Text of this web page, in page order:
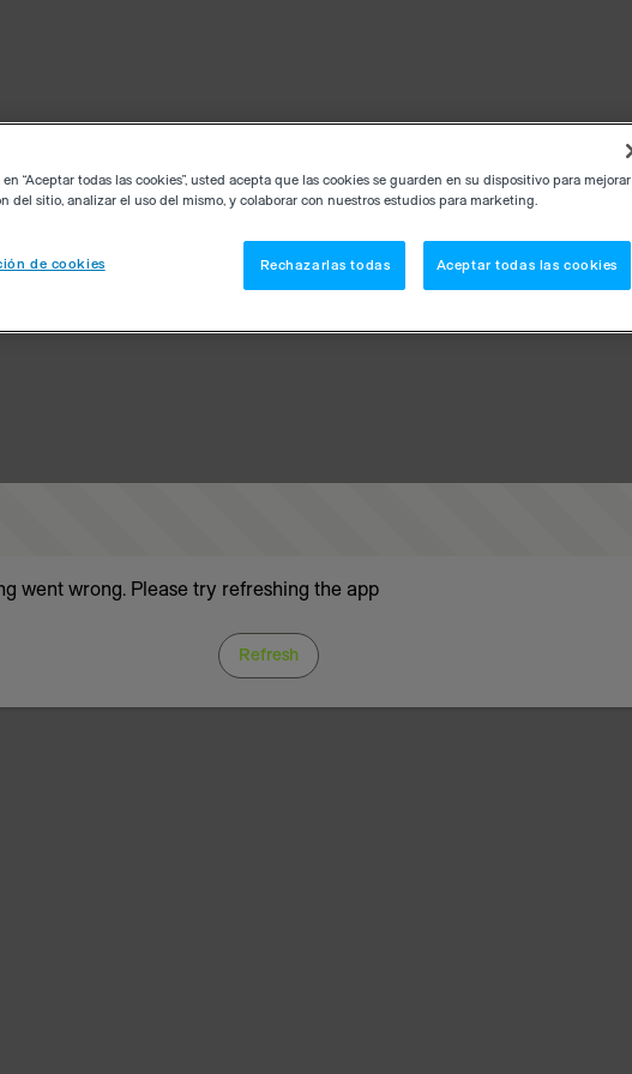
went wrong. Please try refreshing the app
Refresh
“Aceptar todas las cookies”, usted acepta que las cookies se guarden en su dispositivo para mejorar
del sitio, analizar el uso del mismo, y colaborar con nuestros estudios para marketing.
de cookies Rechazarlas todas Aceptar todas las cookies